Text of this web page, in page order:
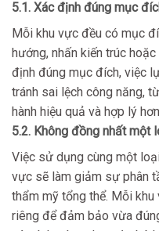
5.1. Xác định đúng mục
Mỗi khu vực đều có mục
hướng, nhấn kiến trúc
định đúng mục đích, việc
tránh sai lệch công năng,
hành hiệu quả và hợp lý
5.2. Không đồng nhất một
Việc sử dụng cùng một
vực sẽ làm giảm sự phân
thẩm mỹ tổng thể. Mỗi
riêng để đảm bảo vừa